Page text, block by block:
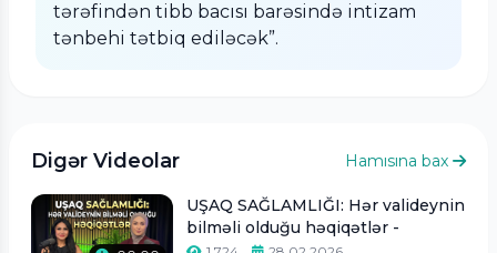
tərəfindən tibb bacısı barəsində intizam
tənbehi tətbiq ediləcək”.
Digər Videolar Hamısına bax
UŞAQ SAĞLAMLIĞI: Hər valideynin
bilməli olduğu həqiqətlər -